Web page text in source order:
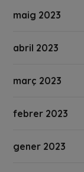
maig 2023
abril 2023
març 2023
febrer 2023
gener 2023